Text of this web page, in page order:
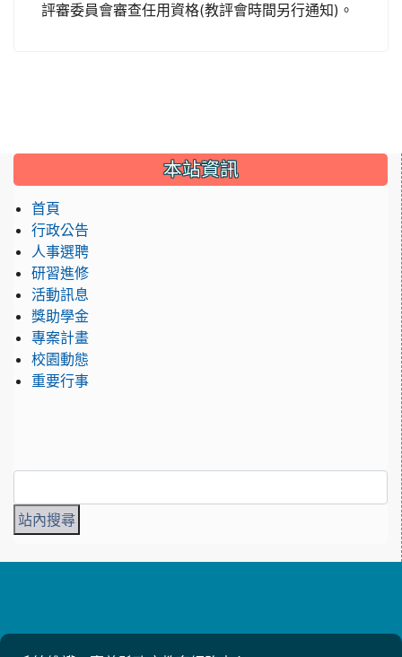
評審委員會審查任用資格(教評會時間另行通知)。
::: 本站資訊
首頁
行政公告
人事選聘
研習進修
活動訊息
獎助學金
專案計畫
校園動態
重要行事